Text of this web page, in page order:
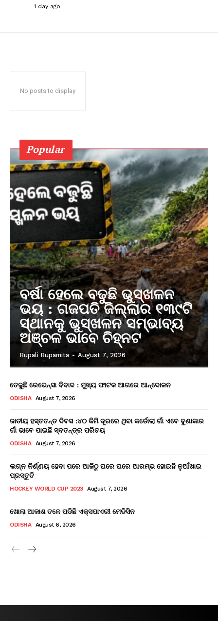
1 day ago
No posts to display
Popular
ବର୍ଷା ହେଲେ ବଢୁଛି ଭୁସ୍ଖଳନ
ଭୟ : ଗଜପତି ଜିଲ୍ଲାର ୧୩୯ଟି
ସ୍ଥାନକୁ ଭୁସ୍ଖଳନ ସମ୍ଭାବ୍ୟ
ଅଞ୍ଚଳ ଭାବେ ଚିହ୍ନଟ
Rupali Rupamita - August 7, 2026
ତେଜୁଛି ରେଭେନ୍ସା ବିବାଦ : ମୁଖ୍ୟ ଫାଟକ ଆଗରେ ଆନ୍ଦୋଳନ
ODISHA August 7, 2026
ଜାତୀୟ ହସ୍ତତନ୍ତ ଦିବସ :୪୦ କିମି ଦୂରରେ ଥିବା କର୍ଡୋଲା ଗାଁ ଏବେ ବୁଣାକାର
ଗାଁ ଭାବେ ପାଇଛି ସ୍ବତନ୍ତ୍ର ପରିଚୟ
ODISHA August 7, 2026
ଲଗ୍ନ ନିର୍ଣ୍ଣୟ ହେବା ପରେ ଆଜିଠୁ ଘରେ ଘରେ ଆରମ୍ଭ ହୋଇଛି ନୁଆଁଖାଇ
ପ୍ରସ୍ତୁତି
HOCKEY WORLD CUP 2023 August 7, 2026
ଖୋଲା ଆକାଶ ତଳେ ପଡିଛି ଏକ୍ସପାଏରୀ ମେଡିସିନ
ODISHA August 6, 2026